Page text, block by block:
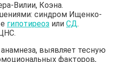
Вилии, Коэна.
синдром Ищенко-
гипотиреоз или СД.
выявляет тесную
факторов,